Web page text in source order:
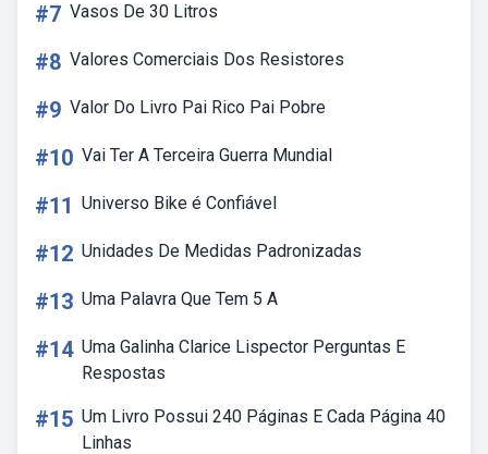
#7 Vasos De 30 Litros
#8 Valores Comerciais Dos Resistores
#9 Valor Do Livro Pai Rico Pai Pobre
#10 Vai Ter A Terceira Guerra Mundial
#11 Universo Bike é Confiável
#12 Unidades De Medidas Padronizadas
#13 Uma Palavra Que Tem 5 A
#14 Uma Galinha Clarice Lispector Perguntas E
Respostas
#15 Um Livro Possui 240 Páginas E Cada Página 40
Linhas